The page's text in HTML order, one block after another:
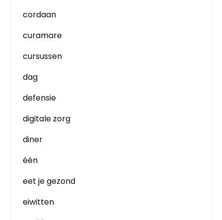
cordaan
curamare
cursussen
dag
defensie
digitale zorg
diner
één
eet je gezond
eiwitten